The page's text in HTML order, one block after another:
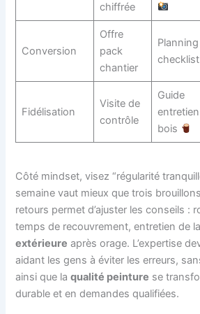
chiffrée
Conversion
Offre
pack
chantier
checklist
Fidélisation
Visite de
contrôle
Guide
entretien
bois
Côté mindset, visez “régularité
semaine vaut mieux que trois
retours permet d’ajuster les conseils :
temps de recouvrement, entretien de la
extérieure après orage. L’expertise
aidant les gens à éviter les erreurs,
ainsi que laqualité peinture se
durable et en demandes qualifiées.